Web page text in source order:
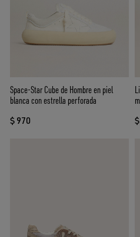
Space-Star Cube de Hombre en piel
blanca con estrella perforada
$ 970